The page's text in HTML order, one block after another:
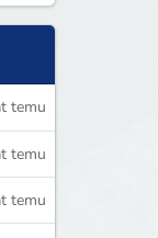
temu
temu
temu